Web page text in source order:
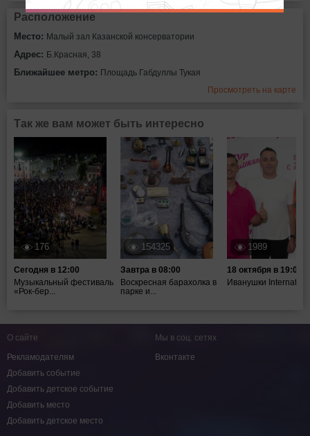
Расположение
Место: Малый зал Казанской консерватории
Адрес: Б.Красная, 38
Ближайшее метро: Площадь Габдуллы Тукая
Просмотреть на карте
Так же вам может быть интересно
176
Сегодня в 12:00
Музыкальный фестиваль
«Рок-бер...
154325
Завтра в 08:00
Воскресная барахолка в
парке и...
1989
18 октября в 19:00
Иванушки
О сайте
Рекламодателям
Добавить событие
Добавить детское событие
Добавить место
Добавить детское место
Мы в соц. сетях
Вконтакте